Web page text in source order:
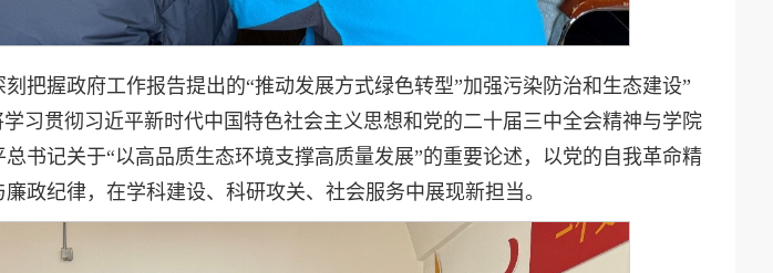
把握政府工作报告提出的“推动发展方式绿色转型”加强污染防治和生态建设”
习贯彻习近平新时代中国特色社会主义思想和党的二十届三中全会精神与学院
书记关于“以高品质生态环境支撑高质量发展”的重要论述，以党的自我革命精
政纪律，在学科建设、科研攻关、社会服务中展现新担当。